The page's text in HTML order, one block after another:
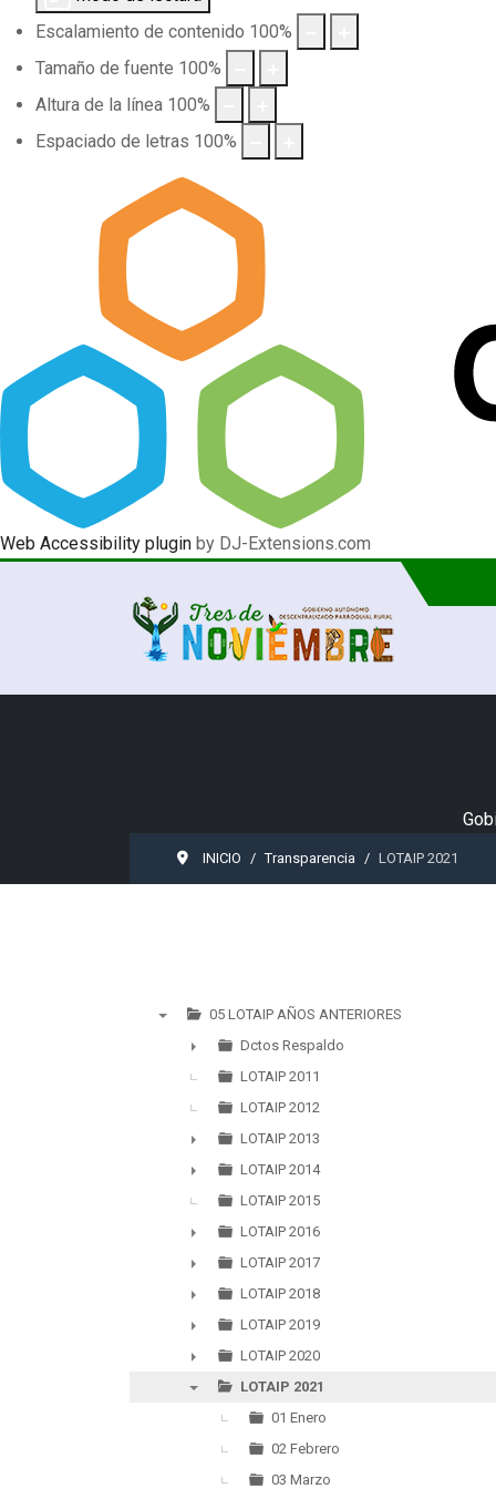
Escalamiento de contenido 100%
Tamaño de fuente 100%
Altura de la línea 100%
Espaciado de letras 100%
Web Accessibility plugin by DJ-Extensions.com
INICIO Transparencia LOTAIP 2021
05 LOTAIP AÑOS ANTERIORES
►
Dctos Respaldo
LOTAIP 2011
LOTAIP 2012
►
LOTAIP 2013
►
LOTAIP 2014
LOTAIP 2015
►
LOTAIP 2016
►
LOTAIP 2017
►
LOTAIP 2018
►
LOTAIP 2019
►
LOTAIP 2020
LOTAIP 2021
01 Enero
02 Febrero
03 Marzo